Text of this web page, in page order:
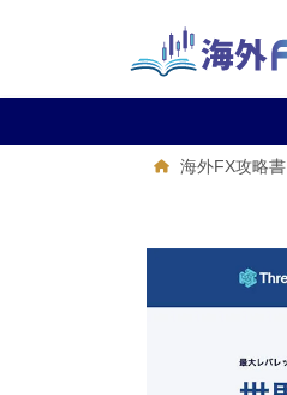
海外FX攻略書